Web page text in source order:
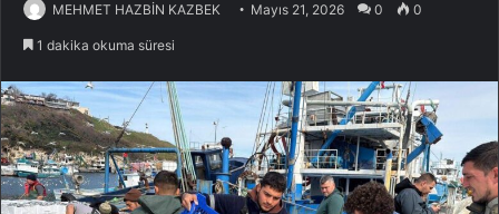
MEHMET HAZBİN KAZBEK Mayıs 21, 2026 0 0
1 dakika okuma süresi